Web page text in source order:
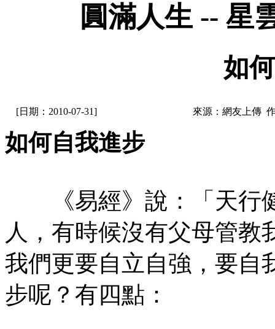
圓滿人生 --
如
[日期：2010-07-31] 來源：網友上傳
如何自我進步
《易經》說：「天行
人，有時候沒有父母管教
我們更要自立自強，要自
步呢？有四點：